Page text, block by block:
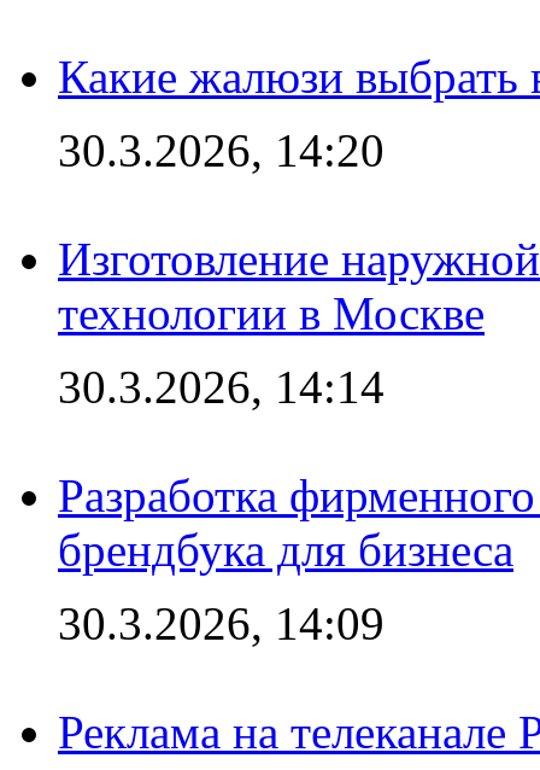
Какие жалюзи выбрать
30.3.2026, 14:20
Изготовление
технологии в Москве
30.3.2026, 14:14
Разработка
брендбука для бизнеса
30.3.2026, 14:09
Реклама на